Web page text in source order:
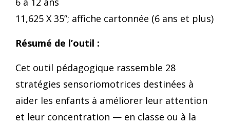
11,625 X 35”; affiche cartonnée (6 ans et plus)
Résumé de l’outil :
Cet outil pédagogique rassemble 28
stratégies sensoriomotrices destinées à
aider les enfants à améliorer leur attention
et leur concentration — en classe ou à la